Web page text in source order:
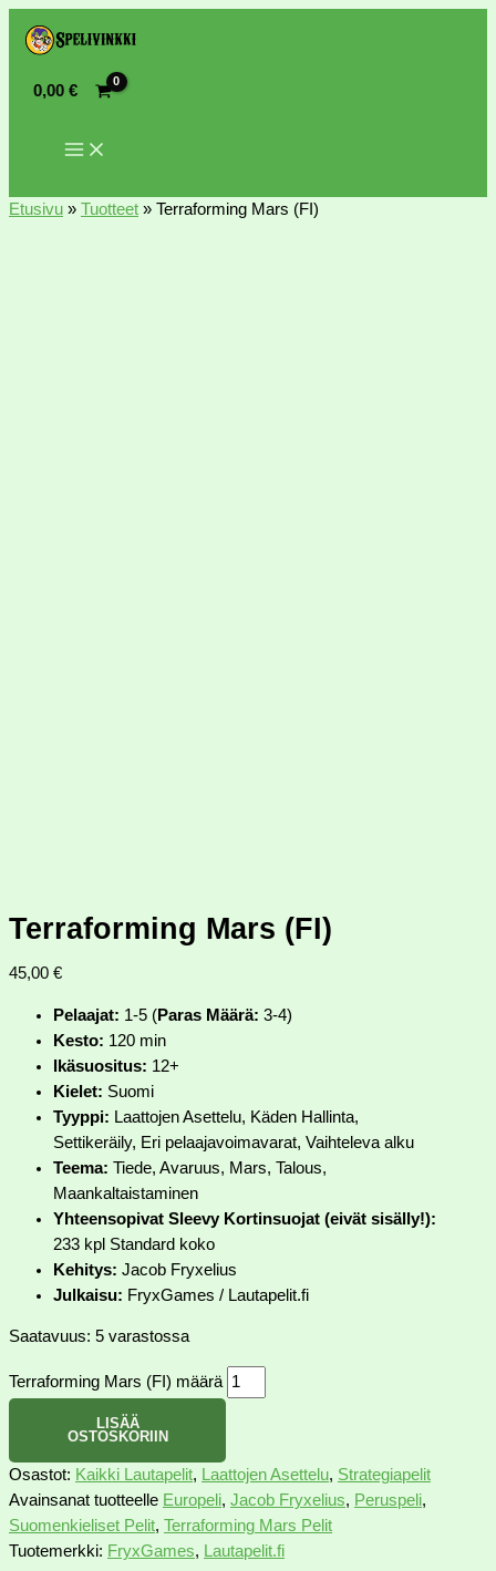
0,00€
Etusivu » Tuotteet » Terraforming Mars (FI)
Terraforming Mars (FI)
45,00 €
Pelaajat: 1-5 (Paras Määrä: 3-4)
Kesto: 120 min
Ikäsuositus: 12+
Kielet: Suomi
Tyyppi: Laattojen Asettelu, Käden Hallinta,
Settikeräily, Eri pelaajavoimavarat, Vaihteleva alku
Teema: Tiede, Avaruus, Mars, Talous,
Maankaltaistaminen
Yhteensopivat Sleevy Kortinsuojat (eivät sisälly!):
233 kpl Standard koko
Kehitys: Jacob Fryxelius
Julkaisu: FryxGames / Lautapelit.fi
Saatavuus: 5 varastossa
Terraforming Mars (FI) määrä
LISÄÄ
OSTOSKORIIN
Osastot: Kaikki Lautapelit, Laattojen Asettelu, Strategiapelit
Avainsanat tuotteelle Europeli, Jacob Fryxelius, Peruspeli,
Suomenkieliset Pelit, Terraforming Mars Pelit
Tuotemerkki: FryxGames, Lautapelit.fi